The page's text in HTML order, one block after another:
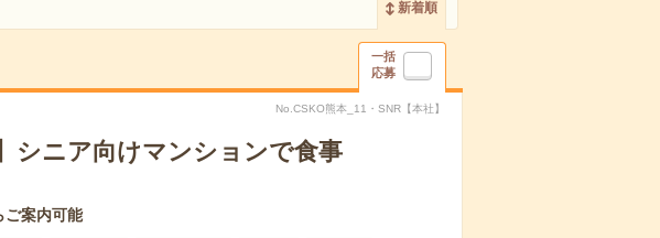
新着順
一括
応募
No.CSKO熊本_11・SNR【本社】
シニア向けマンションで食事
案内可能